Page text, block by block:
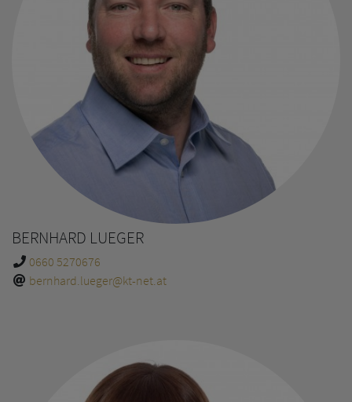
BERNHARD LUEGER
0660 5270676
bernhard.lueger@kt-net.at